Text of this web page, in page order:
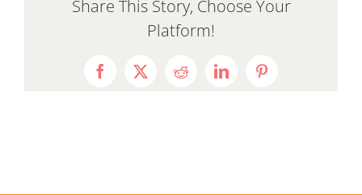
Share This Story, Choose Your
Platform!
Facebook
X RedditLinkedInPinterest